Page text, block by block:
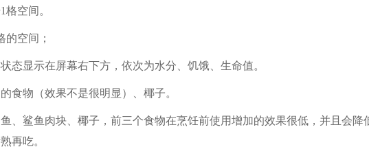
空间。
空间；
态显示在屏幕右下方，依次为水分、饥饿、生命值。
食物（效果不是很明显）、椰子。
、鲨鱼肉块、椰子，前三个食物在烹饪前使用增加的效果很低，并且会降
再吃。